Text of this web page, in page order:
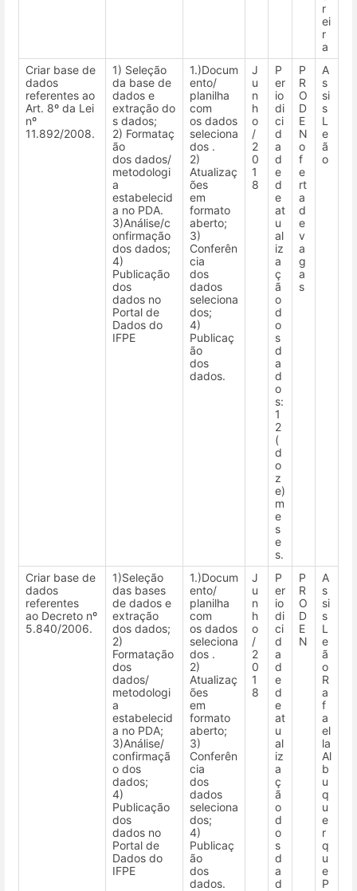
r
ei
r
a
Criar base de
dados
referentes ao
Art. 8º da Lei
nº
11.892/2008.
1) Seleção
da base de
dados e
extração do
s dados;
2) Formataç
ão
dos dados/
metodologi
a
estabelecid
a no PDA.
3)Análise/c
onfirmação
dos dados;
4)
Publicação
dos
dados no
Portal de
Dados do
IFPE
1.)Docum
ento/
planilha
com
os dados
seleciona
dos .
2)
Atualizaç
ões
em
formato
aberto;
3)
Conferên
cia
dos
dados
seleciona
dos;
4)
Publicaç
ão
dos
dados.
J
u
n
h
o
/
2
0
1
8
P
er
io
di
ci
d
a
d
e
d
e
at
u
al
iz
a
ç
ã
o
d
o
s
d
a
d
o
s:
1
2
(
d
o
z
e)
m
e
s
e
s.
P
R
O
D
E
N
o
f
e
rt
a
d
e
v
a
g
a
s
A
s
si
s
L
e
ã
o
Criar base de
dados
referentes
ao Decreto nº
5.840/2006.
1)Seleção
das bases
de dados e
extração
dos dados;
2)
Formatação
dos
dados/
metodologi
a
estabelecid
a no PDA;
3)Análise/
confirmaçã
o dos
dados;
4)
Publicação
dos
dados no
Portal de
Dados do
IFPE
1.)Docum
ento/
planilha
com
os dados
seleciona
dos .
2)
Atualizaç
ões
em
formato
aberto;
3)
Conferên
cia
dos
dados
seleciona
dos;
4)
Publicaç
ão
dos
dados.
J
u
n
h
o
/
2
0
1
8
P
er
io
di
ci
d
a
d
e
d
e
at
u
al
iz
a
ç
ã
o
d
o
s
d
a
d
P
R
O
D
E
N
A
s
si
s
L
e
ã
o
R
a
f
a
el
la
Al
b
u
q
u
e
r
q
u
e
P